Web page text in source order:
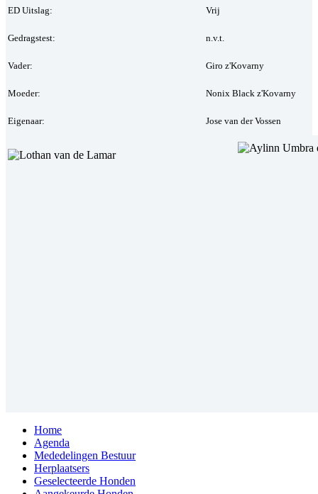
ED Uitslag:
Vrij
Gedragstest: n.v.t.
Vader: Giro z'Kovarny
Moeder: Nonix Black z'Kovarny
Eigenaar: Jose van der Vossen
Home
Agenda
Mededelingen Bestuur
Herplaatsers
Geselecteerde Honden